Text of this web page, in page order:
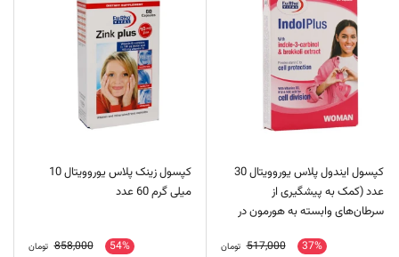
کپسول ایندول پلاس یوروویتال 30
عدد (کمک به پیشگیری از
سرطان‌های وابسته به هورمون در
37%
517,000 تومان
کپسول زینک پلاس یوروویتال 10
میلی گرم 60 عدد
54%
858,000 تومان